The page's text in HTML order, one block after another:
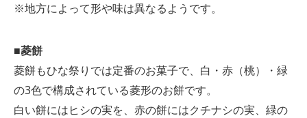
※地方によって形や味は異なるようです。
■菱餅
菱餅もひな祭りでは定番のお菓子で、白・赤（桃）・緑
の3色で構成されている菱形のお餅です。
白い餅にはヒシの実を、赤の餅にはクチナシの実、緑の